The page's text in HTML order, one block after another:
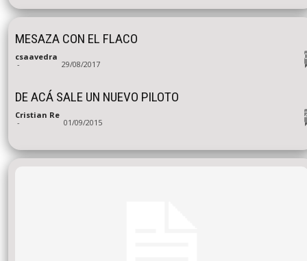
MESAZA CON EL FLACO
csaavedra
- 29/08/2017
DE ACÁ SALE UN NUEVO PILOTO
Cristian Re
- 01/09/2015